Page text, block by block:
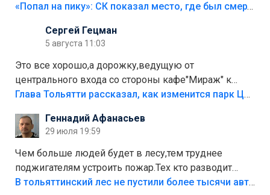
«Попал на пику»: СК показал место, где был смертельно травмирован ребенок в Тольятти
Сергей Гецман
5 августа 11:03
Это все хорошо,а дорожку,ведущую от
центрального входа со стороны кафе"Мираж" к
аттракционам слабо доделать?А то бордюры
лежала в парке и испортилась.Да еще,видимо,часть
украли.
Глава Тольятти рассказал, как изменится парк Центрального района
Геннадий Афанасьев
29 июля 19:59
Чем больше людей будет в лесу,тем труднее
поджигателям устроить пожар.Тех кто разводит
костры,тех надо безбожно штрафовать.Камер полно
В тольяттинский лес не пустили более тысячи автомобилей